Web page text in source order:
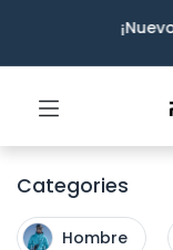
Categories
Hombre